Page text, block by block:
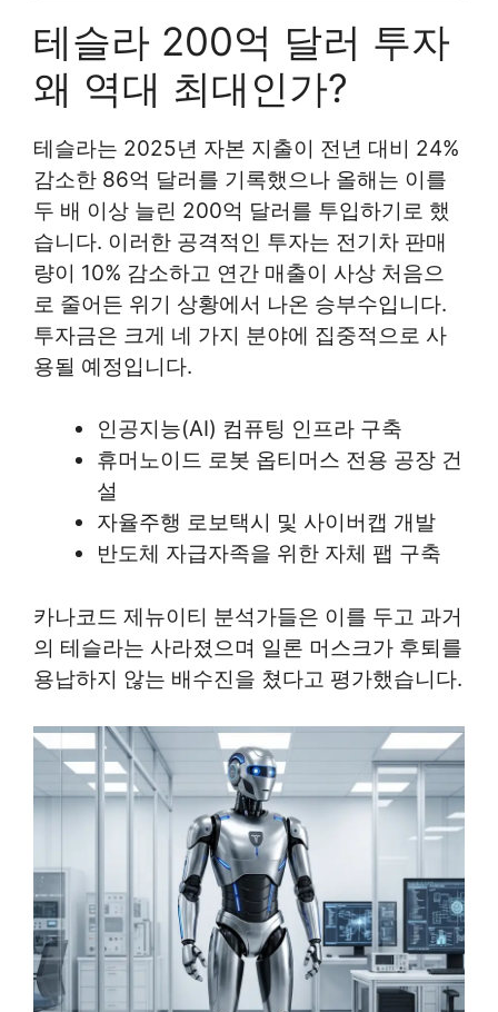
테슬라 200억 달러 투자
왜 역대 최대인가?
테슬라는 2025년 자본 지출이 전년 대비 24%
감소한 86억 달러를 기록했으나 올해는 이를
두 배 이상 늘린 200억 달러를 투입하기로 했
습니다. 이러한 공격적인 투자는 전기차 판매
량이 10% 감소하고 연간 매출이 사상 처음으
로 줄어든 위기 상황에서 나온 승부수입니다.
투자금은 크게 네 가지 분야에 집중적으로 사
용될 예정입니다.
인공지능(AI) 컴퓨팅 인프라 구축
휴머노이드 로봇 옵티머스 전용 공장 건
설
자율주행 로보택시 및 사이버캡 개발
반도체 자급자족을 위한 자체 팹 구축
카나코드 제뉴이티 분석가들은 이를 두고 과거
의 테슬라는 사라졌으며 일론 머스크가 후퇴를
용납하지 않는 배수진을 쳤다고 평가했습니다.